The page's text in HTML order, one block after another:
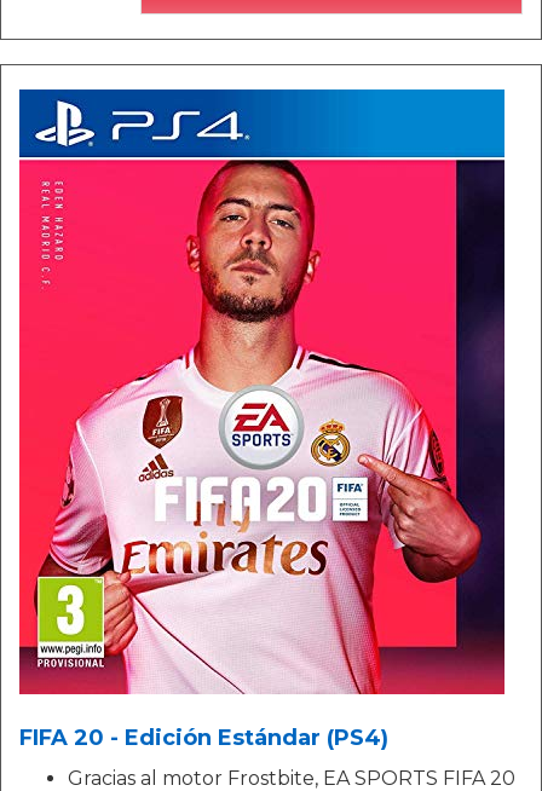
FIFA 20 - Edición Estándar (PS4)
Gracias al motor Frostbite, EA SPORTS FIFA 20